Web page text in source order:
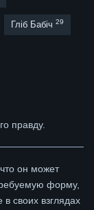
Гліб Бабіч 29
правду.
он может
форму,
своих взглядах